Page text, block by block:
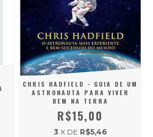
CHRIS HADFIELD - GUIA DE UM
ASTRONAUTA PARA VIVER
BEM NA TERRA
R$15,00
3 X DE R$5,46